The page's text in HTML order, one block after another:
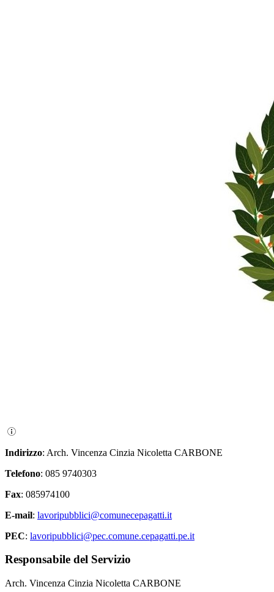
Indirizzo: Arch. Vincenza Cinzia Nicoletta CARBONE
Telefono: 085 9740303
Fax: 085974100
E-mail: lavoripubblici@comunecepagatti.it
PEC: lavoripubblici@pec.comune.cepagatti.pe.it
Responsabile del Servizio
Arch. Vincenza Cinzia Nicoletta CARBONE